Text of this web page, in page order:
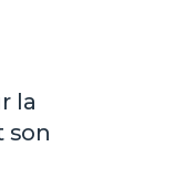
la
son